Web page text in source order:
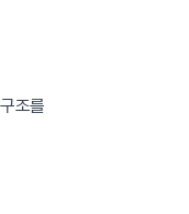
조를